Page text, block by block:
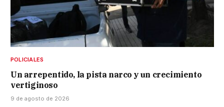
POLICIALES
Un arrepentido, la pista narco y un crecimiento
vertiginoso
9 de agosto de 2026